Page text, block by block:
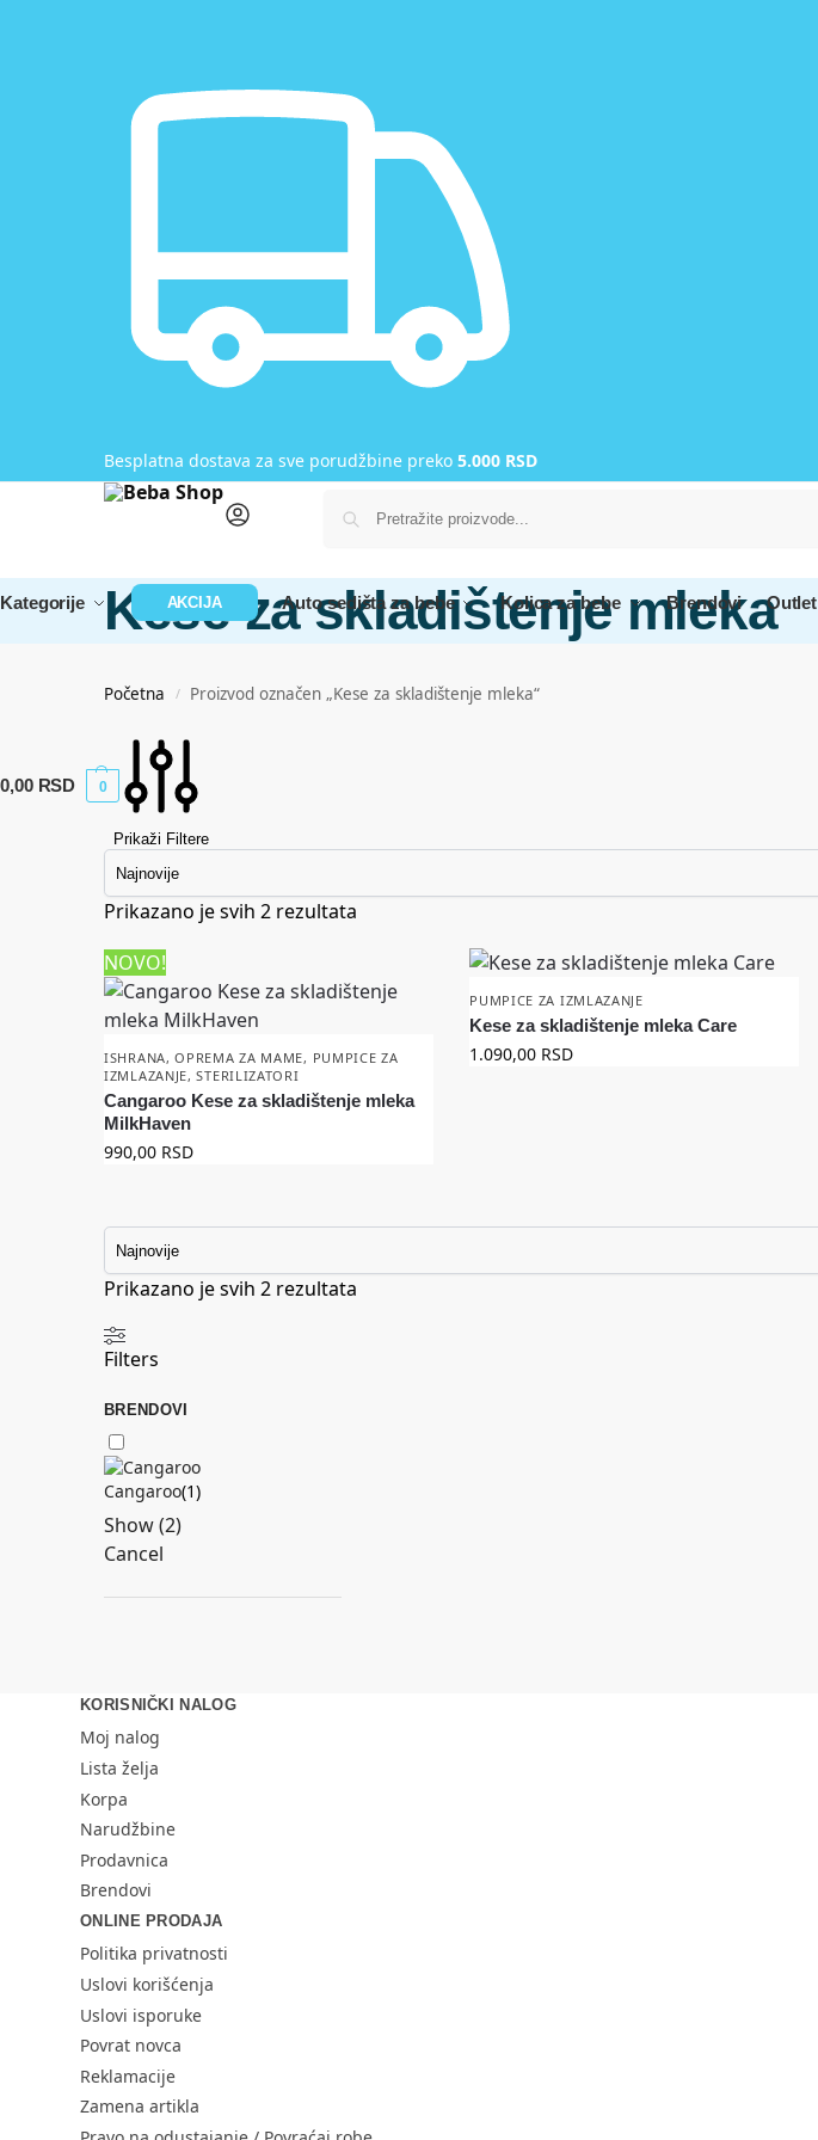
Besplatna dostava za sve porudžbine preko 5.000 RSD
Kategorije AKCIJA Auto sedišta za bebe Kolica za bebe Brendovi Outlet
0,00 RSD 0
Kese za skladištenje mleka
Početna / Proizvod označen „Kese za skladištenje mleka“
Prikaži Filtere
Prikazano je svih 2 rezultata
NOVO!
ISHRANA,OPREMA ZA MAME, PUMPICE ZA
IZMLAZANJE,STERILIZATORI
Cangaroo Kese za skladištenje mleka
MilkHaven
990,00 RSD
PUMPICE ZA IZMLAZANJE
Kese za skladištenje mleka Care
1.090,00 RSD
Prikazano je svih 2 rezultata
Filters
BRENDOVI
Cangaroo(1)
Show(2)
Cancel
KORISNIČKI NALOG
Moj nalog
Lista želja
Korpa
Narudžbine
Prodavnica
Brendovi
ONLINE PRODAJA
Politika privatnosti
Uslovi korišćenja
Uslovi isporuke
Povrat novca
Reklamacije
Zamena artikla